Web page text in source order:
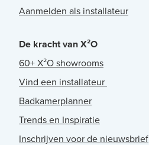
Aanmelden als installateur
De kracht van X²O
60+ X²O showrooms
Vind een installateur
Badkamerplanner
Trends en Inspiratie
Inschrijven voor de nieuwsbrief